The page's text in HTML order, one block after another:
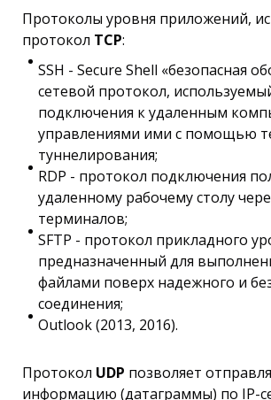
Протоколы уровня приложений,
протокол TCP:
SSH - Secure Shell «безопасная
сетевой протокол,
подключения к удаленным
управлениями ими с помощью
туннелирования;
RDP - протокол подключения
удаленному рабочему столу
терминалов;
SFTP - протокол прикладного
предназначенный для
файлами поверх надежного и
соединения;
Outlook (2013, 2016).
Протокол UDP позволяет
информацию (датаграммы) по IP-